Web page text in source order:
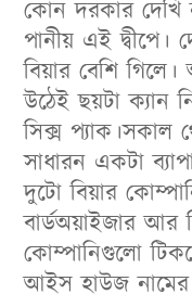
কোন দরকার দেখি
পানীয় এই দ্বীপে।
বিয়ার বেশি
উঠেই ছয়টা ক্যান
সিক্স প্যাক।সকাল
সাধারন একটা
দুটো বিয়ার
বার্ডঅয়াইজার আর
কোম্পানিগুলো
আইস হাউজ নামের